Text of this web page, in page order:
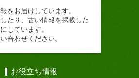
をお届けしています。
たり、古い情報を掲載した
しています。
合わせください。
お役立ち情報